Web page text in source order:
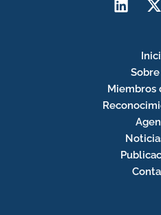
Sobre
Miembros